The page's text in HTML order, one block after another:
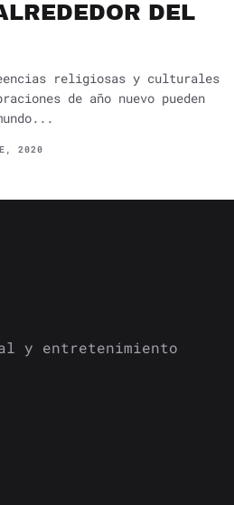
DEL
religiosas y culturales
de año nuevo pueden
2020
y entretenimiento